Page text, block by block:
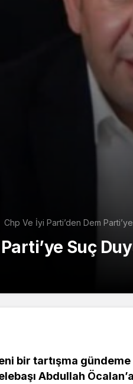
Chp Ve İyi Parti’den Dem
Suç
bir tartışma gündeme
Abdullah